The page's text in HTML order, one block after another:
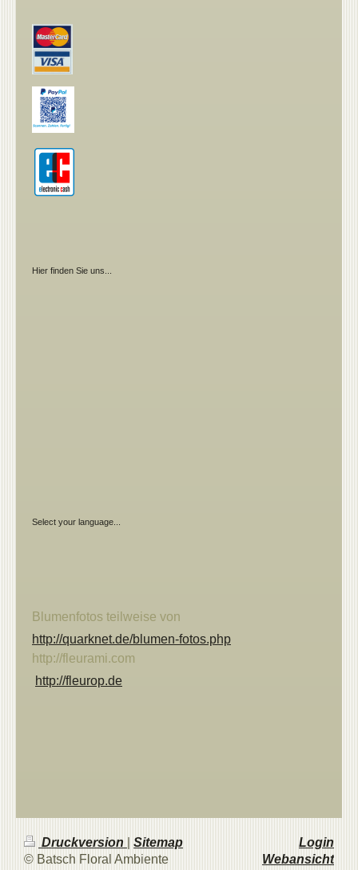
Hier finden Sie uns...
Select your language...
Blumenfotos teilweise von
http://quarknet.de/blumen-fotos.php
http://fleurami.com
http://fleurop.de
Druckversion
Sitemap
© Batsch Floral Ambiente
Login
Webansicht